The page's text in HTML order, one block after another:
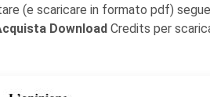
(e scaricare in formato pdf)
Download Credits per